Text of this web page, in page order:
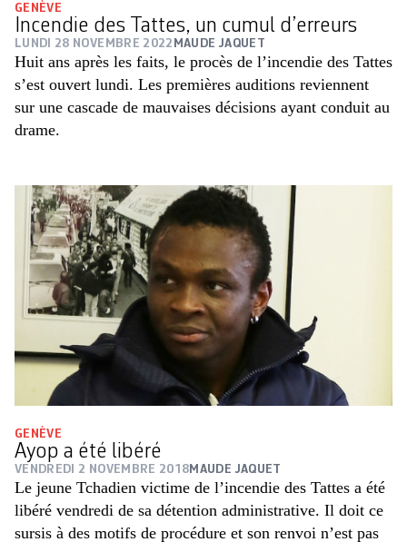
GENÈVE
Incendie des Tattes, un cumul d’erreurs
LUNDI 28 NOVEMBRE 2022 MAUDE JAQUET
Huit ans après les faits, le procès de l’incendie des Tattes
s’est ouvert lundi. Les premières auditions reviennent
sur une cascade de mauvaises décisions ayant conduit au
drame.
GENÈVE
Ayop a été libéré
VENDREDI 2 NOVEMBRE 2018 MAUDE JAQUET
Le jeune Tchadien victime de l’incendie des Tattes a été
libéré vendredi de sa détention administrative. Il doit ce
sursis à des motifs de procédure et son renvoi n’est pas